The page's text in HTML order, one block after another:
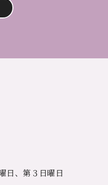
日、第３日曜日